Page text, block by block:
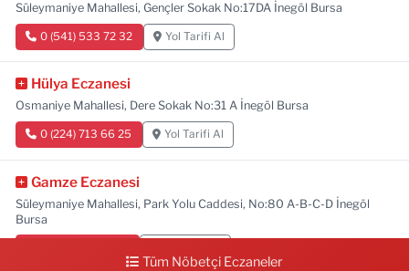
Süleymaniye Mahallesi, Gençler Sokak No:17DA İnegöl Bursa
0 (541) 533 72 32 Yol Tarifi Al
Hülya Eczanesi
Osmaniye Mahallesi, Dere Sokak No:31 A İnegöl Bursa
0 (224) 713 66 25 Yol Tarifi Al
Gamze Eczanesi
Süleymaniye Mahallesi, Park Yolu Caddesi, No:80 A-B-C-D İnegöl
Bursa
Tüm Nöbetçi Eczaneler